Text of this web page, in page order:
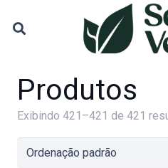
Produtos
Exibindo 421–421 de 421